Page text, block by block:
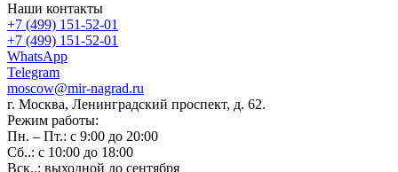
Наши контакты
+7 (499) 151-52-01
+7 (499) 151-52-01
WhatsApp
Telegram
moscow@mir-nagrad.ru
г. Москва, Ленинградский проспект, д. 62.
Режим работы:
Пн. – Пт.: с 9:00 до 20:00
Сб..: с 10:00 до 18:00
Вск..: выходной до сентября